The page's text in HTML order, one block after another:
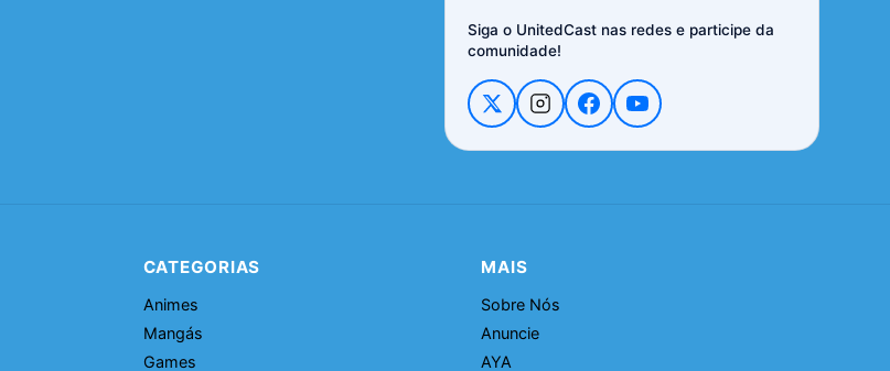
Siga o UnitedCast nas redes e participe da
comunidade!
CATEGORIAS
Animes
Mangás
Games
MAIS
Sobre Nós
Anuncie
AYA